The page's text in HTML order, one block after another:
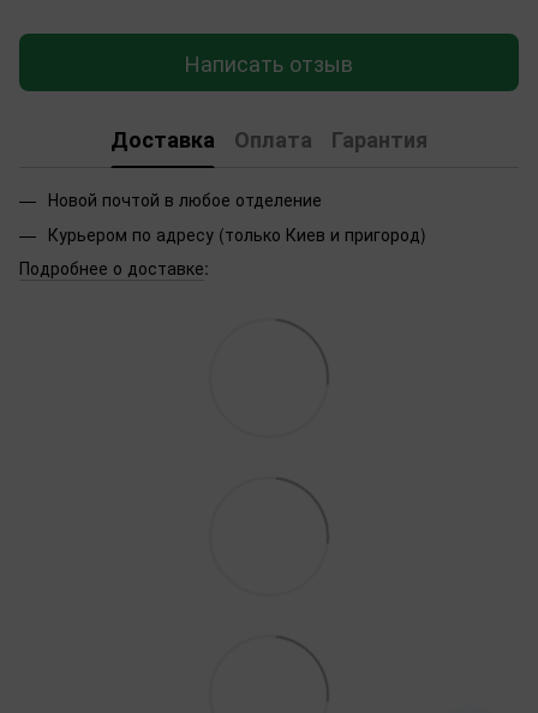
Написать отзыв
Доставка Оплата Гарантия
Новой почтой в любое отделение
Курьером по адресу (только Киев и пригород)
Подробнее о доставке: